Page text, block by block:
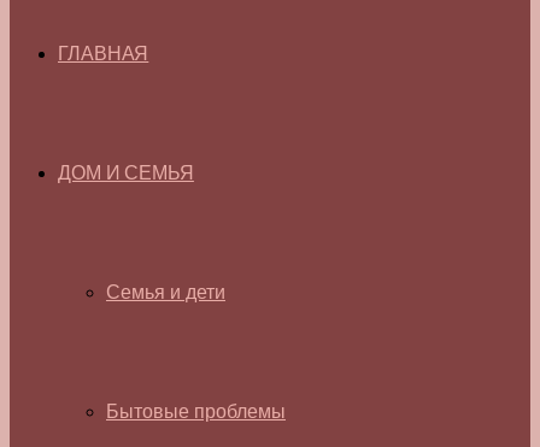
ГЛАВНАЯ
ДОМ И СЕМЬЯ
Семья и дети
Бытовые проблемы